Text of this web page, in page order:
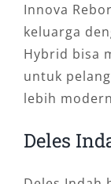
Innova
keluarga
Hybrid bisa
untuk
lebih
Deles